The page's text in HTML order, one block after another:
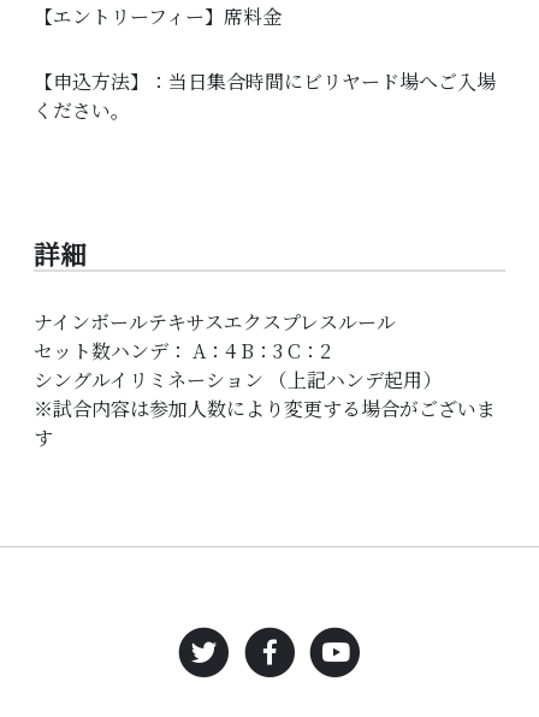
【エントリーフィー】席料金
【申込方法】：当日集合時間にビリヤード場へご入場
ください。
詳細
ナインボールテキサスエクスプレスルール
セット数ハンデ： A：4 B ： 3 C ： 2
シングルイリミネーション （上記ハンデ起用）
※試合内容は参加人数により変更する場合がございま
す